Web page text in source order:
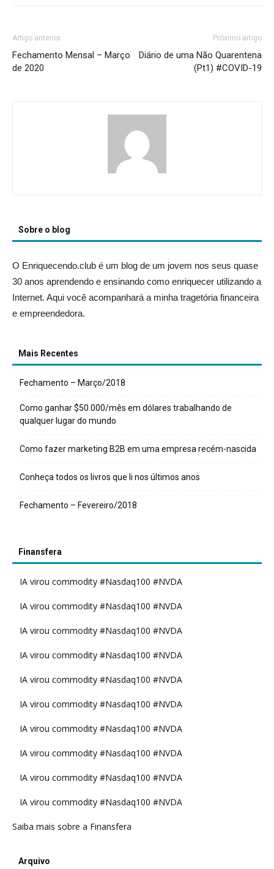
Artigo anterior
Fechamento Mensal – Março
de 2020
Próximo artigo
Diário de uma Não Quarentena
(Pt1) #COVID-19
Sobre o blog
O Enriquecendo.club é um blog de um jovem nos seus quase
30 anos aprendendo e ensinando como enriquecer utilizando a
Internet. Aqui você acompanhará a minha tragetória financeira
e empreendedora.
Mais Recentes
Fechamento – Março/2018
Como ganhar $50.000/mês em dólares trabalhando de
qualquer lugar do mundo
Como fazer marketing B2B em uma empresa recém-nascida
Conheça todos os livros que li nos últimos anos
Fechamento – Fevereiro/2018
Finansfera
IA virou commodity #Nasdaq100 #NVDA
IA virou commodity #Nasdaq100 #NVDA
IA virou commodity #Nasdaq100 #NVDA
IA virou commodity #Nasdaq100 #NVDA
IA virou commodity #Nasdaq100 #NVDA
IA virou commodity #Nasdaq100 #NVDA
IA virou commodity #Nasdaq100 #NVDA
IA virou commodity #Nasdaq100 #NVDA
IA virou commodity #Nasdaq100 #NVDA
IA virou commodity #Nasdaq100 #NVDA
Saiba mais sobre a Finansfera
Arquivo